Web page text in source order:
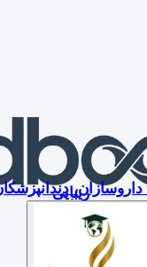
زیبایی